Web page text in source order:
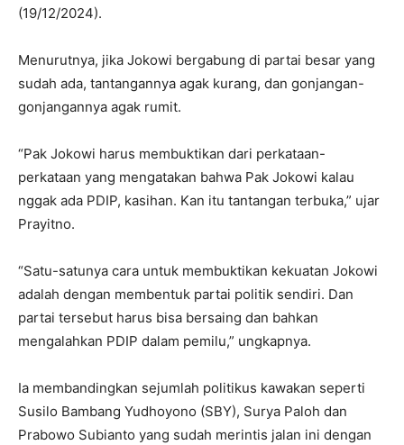
(19/12/2024).
Menurutnya, jika Jokowi bergabung di partai besar yang
sudah ada, tantangannya agak kurang, dan gonjangan-
gonjangannya agak rumit.
“Pak Jokowi harus membuktikan dari perkataan-
perkataan yang mengatakan bahwa Pak Jokowi kalau
nggak ada PDIP, kasihan. Kan itu tantangan terbuka,” ujar
Prayitno.
“Satu-satunya cara untuk membuktikan kekuatan Jokowi
adalah dengan membentuk partai politik sendiri. Dan
partai tersebut harus bisa bersaing dan bahkan
mengalahkan PDIP dalam pemilu,” ungkapnya.
Ia membandingkan sejumlah politikus kawakan seperti
Susilo Bambang Yudhoyono (SBY), Surya Paloh dan
Prabowo Subianto yang sudah merintis jalan ini dengan